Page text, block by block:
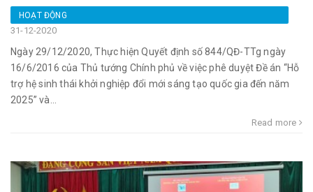
HOẠT ĐỘNG
31-12-2020
Ngày 29/12/2020, Thực hiện Quyết định số 844/QĐ-TTg ngày
16/6/2016 của Thủ tướng Chính phủ về việc phê duyệt Đề án “Hỗ
trợ hệ sinh thái khởi nghiệp đổi mới sáng tạo quốc gia đến năm
2025” và...
Read more